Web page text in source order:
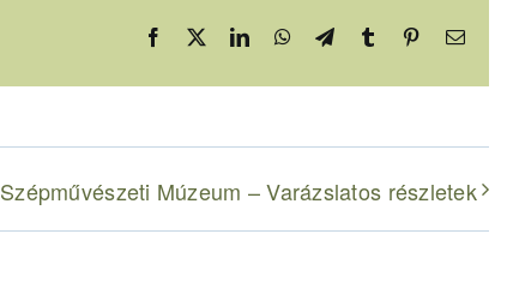
Facebook LinkedInWhatsApp
TelegramTumblr PinterestEmail:
Szépművészeti Múzeum – Varázslatos részletek